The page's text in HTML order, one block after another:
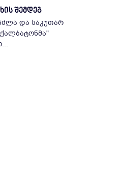
შემდეგ
და საკუთარ